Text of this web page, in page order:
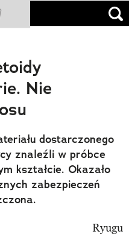
Nie
dostarczonego
znaleźli w próbce
kształcie. Okazało
zabezpieczeń